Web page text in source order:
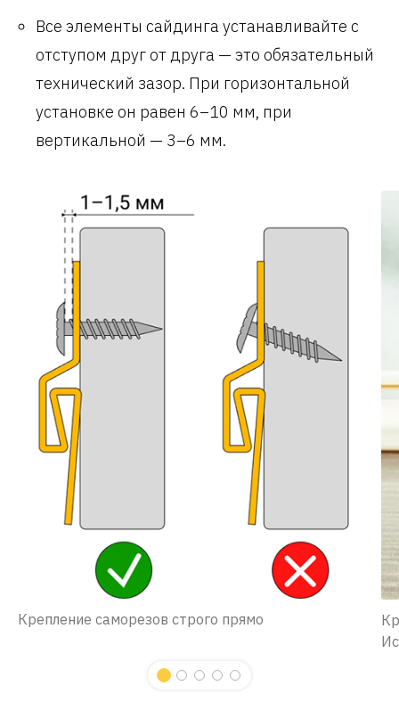
Все элементы сайдинга устанавливайте с
отступом друг от друга — это обязательный
технический зазор. При горизонтальной
установке он равен 6–10 мм, при
вертикальной — 3–6 мм.
Крепление саморезов строго прямо